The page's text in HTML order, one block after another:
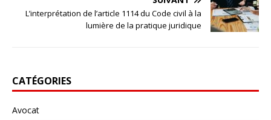
L’interprétation de l’article 1114 du Code civil à la
lumière de la pratique juridique
CATÉGORIES
Avocat